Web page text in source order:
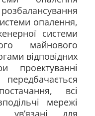
опалення,
системи
майнового
відповідних
проектуванні
всі
мережі